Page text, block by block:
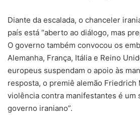
Diante da escalada, o chanceler
país está “aberto ao diálogo, mas
O governo também convocou os
Alemanha, França, Itália e Reino
europeus suspendam o apoio às
resposta, o premiê alemão Friedrich
violência contra manifestantes é um
governo iraniano”.